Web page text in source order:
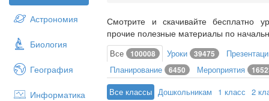
Астрономия
Биология
География
Информатика
Смотрите и скачивайте бесплатно
прочие полезные материалы по
Все 100008 Уроки 39475
Планирование 6450 Мероприятия
Все классы Дошкольникам 1 класс 2